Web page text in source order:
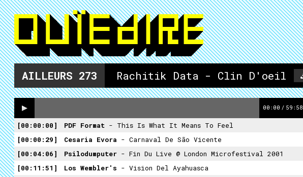
AILLEURS 273 Rachitik Data - Clin D'oeil
00:00 / 59:58
00:00:00 PDF Format - This Is What It Means To Feel
00:00:29
Cesaria Evora - Carnaval De São Vicente
00:04:06
Psilodumputer - Fin Du Live @ London Microfestival 2001
00:11:51
Los Wembler's - Vision Del Ayahuasca